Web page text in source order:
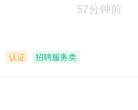
57分钟前
认证 招聘服务类